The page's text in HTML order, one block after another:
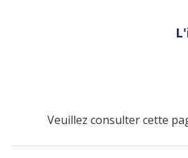
Veuillez consulter cette